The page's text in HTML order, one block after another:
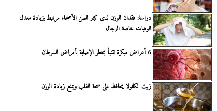
دراسة: فقدان الوزن لدى كبار السن الأصحاء مرتبط بزيادة معدل
الوفيات خاصة الرجال
6 أعراض مبكرة تتنبأ بخطر الإصابة بأمراض السرطان
زيت الكانولا يحافظ على صحة القلب ويمنع زيادة الوزن